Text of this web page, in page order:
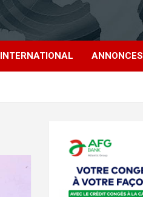
INTERNATIONAL ANNONCES